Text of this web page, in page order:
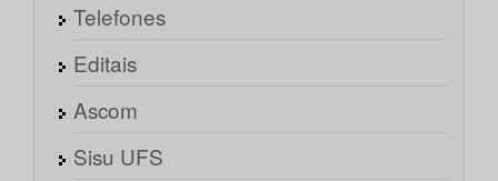
Telefones
Editais
Ascom
Sisu UFS